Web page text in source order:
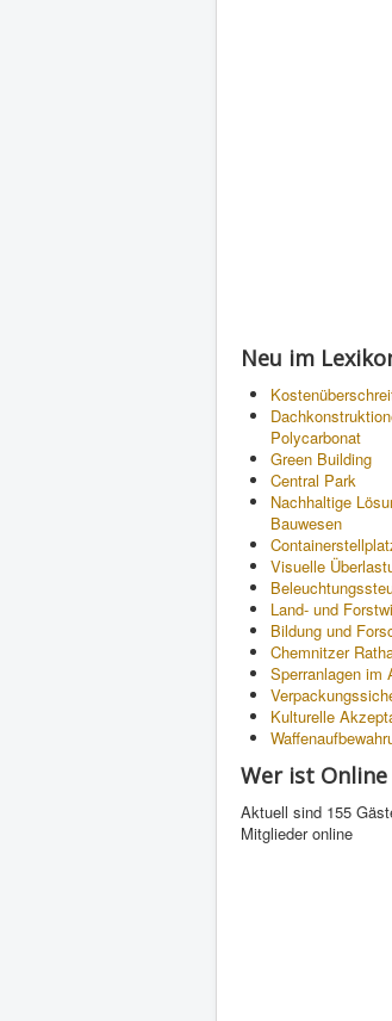
Neu im
Polycarbonat
Green Building
Central Park
Nachhaltige
Bauwesen
Visuelle
Land- und
Bildung und
Chemnitzer
Sperranlagen im
Kulturelle
Wer ist Online
Aktuell sind 155
Mitglieder online